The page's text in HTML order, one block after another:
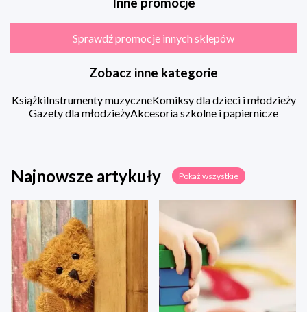
Sprawdź promocje innych sklepów
Zobacz inne kategorie
KsiążkiInstrumenty muzyczneKomiksy dla dzieci i młodzieży
Gazety dla młodzieżyAkcesoria szkolne i papiernicze
Najnowsze artykuły Pokaż wszystkie